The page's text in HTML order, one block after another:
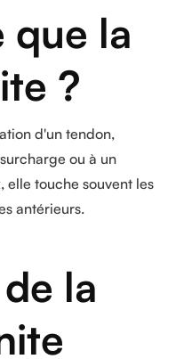
que la
?
d'un tendon,
ou à un
elle touche souvent les
antérieurs.
la